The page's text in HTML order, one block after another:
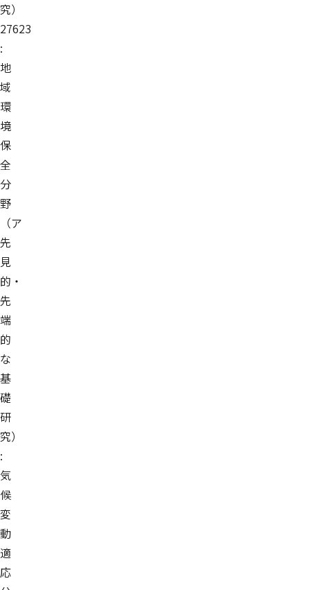
究）
27623
:
地
域
環
境
保
全
分
野
（ア
先
見
的・
先
端
的
な
基
礎
研
究）
:
気
候
変
動
適
応